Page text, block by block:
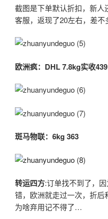
截图是下单默认折扣，新
客服，返现了20左右，差不
欧洲疯：DHL 7.8kg实收439
斑马物联：6kg 363
转运四方:订单找不到了，
错，欧洲就走过一次，折
为啥弃用记不得了…